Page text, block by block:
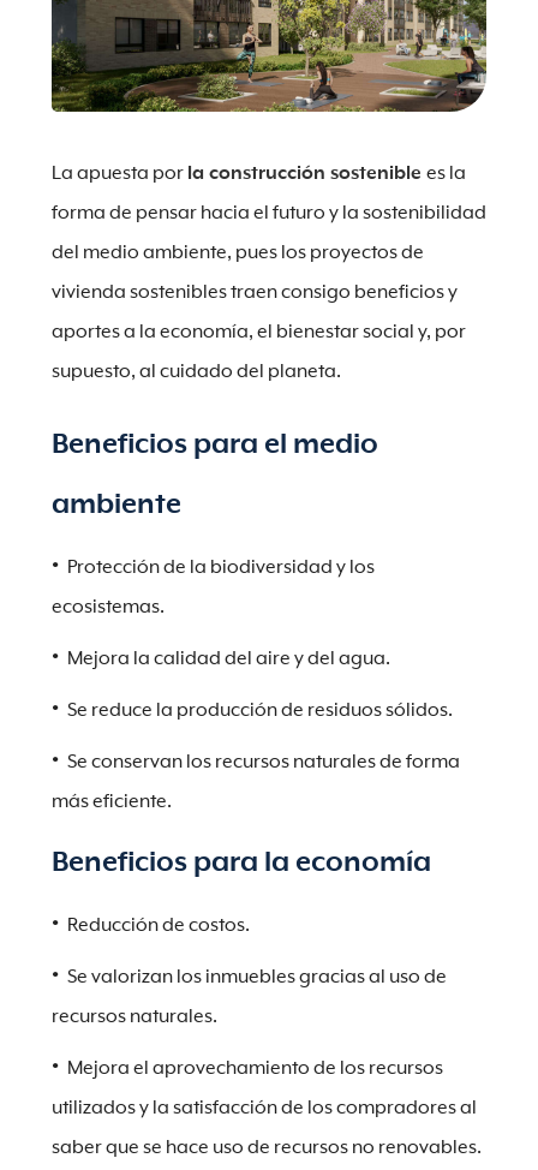
La apuesta por la construcción sostenible es la
forma de pensar hacia el futuro y la sostenibilidad
del medio ambiente, pues los proyectos de
vivienda sostenibles traen consigo beneficios y
aportes a la economía, el bienestar social y, por
supuesto, al cuidado del planeta.
Beneficios para el medio
ambiente
Protección de la biodiversidad y los
ecosistemas.
Mejora la calidad del aire y del agua.
Se reduce la producción de residuos sólidos.
Se conservan los recursos naturales de forma
más eficiente.
Beneficios para la economía
Reducción de costos.
Se valorizan los inmuebles gracias al uso de
recursos naturales.
Mejora el aprovechamiento de los recursos
utilizados y la satisfacción de los compradores al
saber que se hace uso de recursos no renovables.